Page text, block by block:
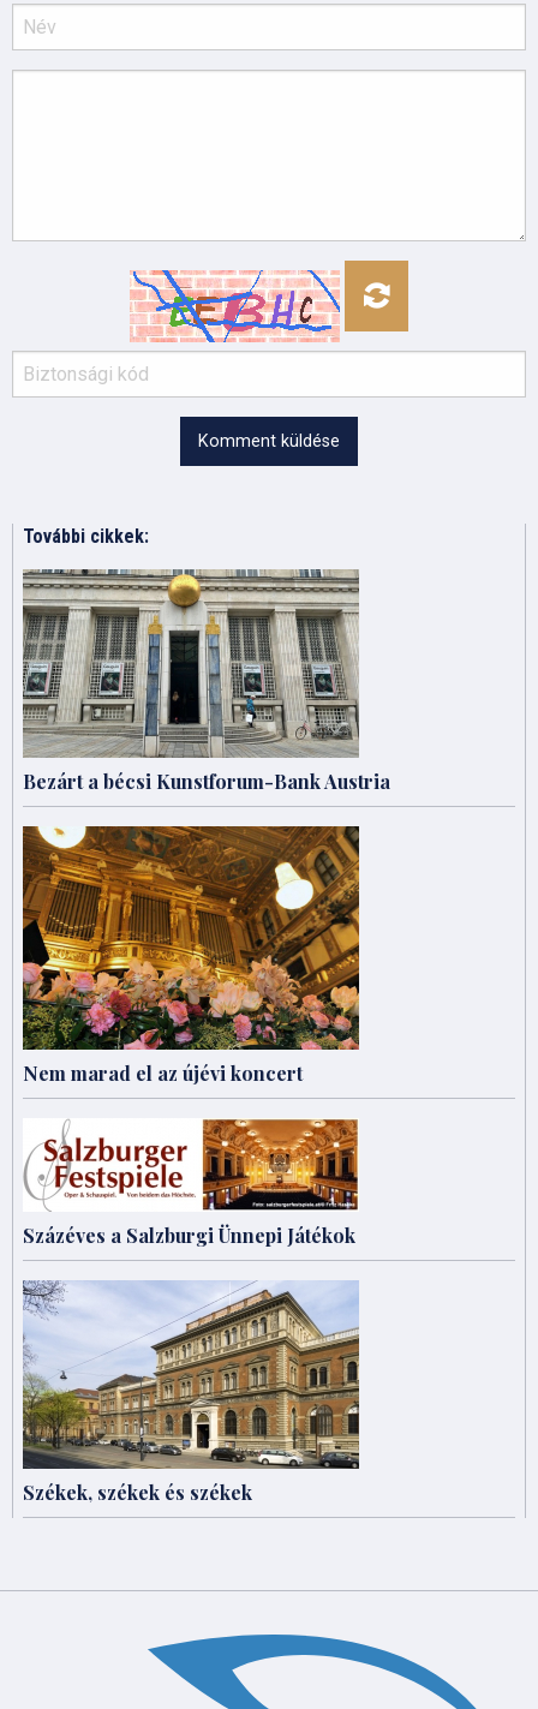
Komment küldése
További cikkek:
Bezárt a bécsi Kunstforum-Bank Austria
Nem marad el az újévi koncert
Százéves a Salzburgi Ünnepi Játékok
Székek, székek és székek